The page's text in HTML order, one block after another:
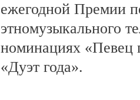
ежегодной Премии
этномузыкального
номинациях «Певец
«Дуэт года».